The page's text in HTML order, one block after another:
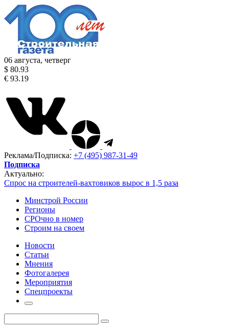
06 августа, четверг
$ 80.93
€ 93.19
Реклама/Подписка: +7 (495) 987-31-49
Подписка
Актуально:
Спрос на строителей-вахтовиков вырос в 1,5 раза
Минстрой России
Регионы
СРОчно в номер
Строим на своем
Новости
Статьи
Мнения
Фотогалерея
Мероприятия
Спецпроекты